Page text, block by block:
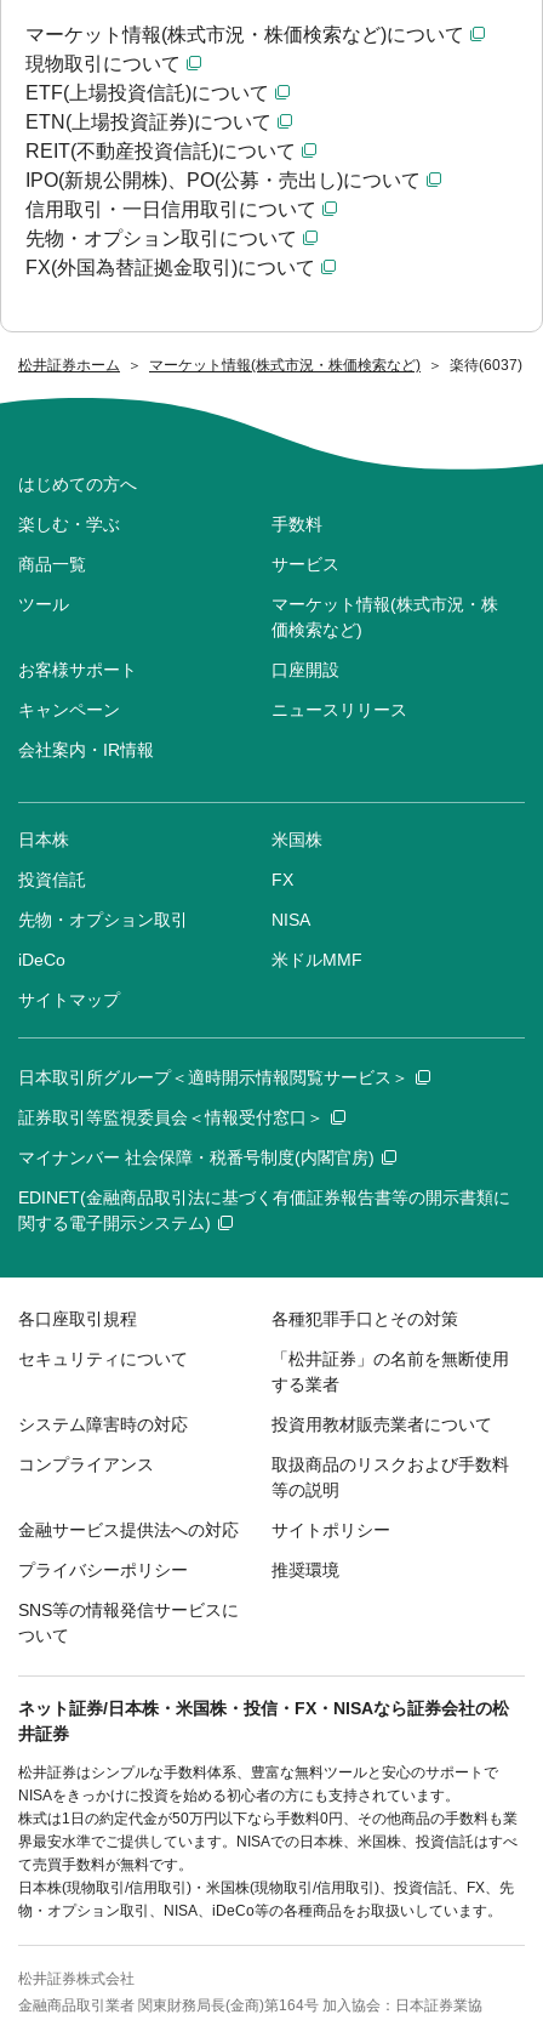
松井証券ホーム マーケット情報(株式市況・株価検索など) 楽待(6037)
マーケット情報(株式市況・株価検索など)について
現物取引について
ETF(上場投資信託)について
ETN(上場投資証券)について
REIT(不動産投資信託)について
IPO(新規公開株)、PO(公募・売出し)について
信用取引・一日信用取引について
先物・オプション取引について
FX(外国為替証拠金取引)について
はじめての方へ
楽しむ・学ぶ 手数料
商品一覧 サービス
ツール
マーケット情報(株式市況・株
価検索など)
お客様サポート 口座開設
キャンペーン ニュースリリース
会社案内・IR情報
日本株 米国株
投資信託 FX
先物・オプション取引 NISA
iDeCo 米ドルMMF
サイトマップ
日本取引所グループ＜適時開示情報閲覧サービス＞
証券取引等監視委員会＜情報受付窓口＞
マイナンバー 社会保障・税番号制度(内閣官房)
EDINET(金融商品取引法に基づく有価証券報告書等の開示書類に
関する電子開示システム)
各口座取引規程 各種犯罪手口とその対策
セキュリティについて
「松井証券」の名前を無断使用
する業者
システム障害時の対応 投資用教材販売業者について
コンプライアンス
取扱商品のリスクおよび手数料
等の説明
金融サービス提供法への対応 サイトポリシー
プライバシーポリシー 推奨環境
SNS等の情報発信サービスに
ついて
ネット証券/日本株・米国株・投信・FX・NISAなら証券会社の松
井証券
松井証券はシンプルな手数料体系、豊富な無料ツールと安心のサポートで
NISAをきっかけに投資を始める初心者の方にも支持されています。
株式は1日の約定代金が50万円以下なら手数料0円、その他商品の手数料も業
界最安水準でご提供しています。NISAでの日本株、米国株、投資信託はすべ
て売買手数料が無料です。
日本株(現物取引/信用取引)・米国株(現物取引/信用取引)、投資信託、FX、先
物・オプション取引、NISA、iDeCo等の各種商品をお取扱いしています。
松井証券株式会社
金融商品取引業者 関東財務局長(金商)第164号 加入協会：日本証券業協